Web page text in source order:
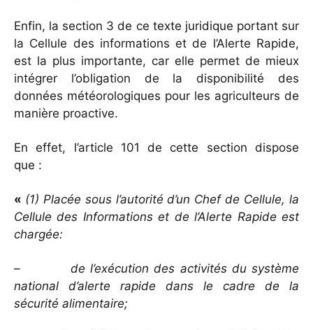
Enfin, la section 3 de ce texte juridique portant sur
la Cellule des informations et de l’Alerte Rapide,
est la plus importante, car elle permet de mieux
intégrer l’obligation de la disponibilité des
données météorologiques pour les agriculteurs de
manière proactive.
En effet, l’article 101 de cette section dispose
que :
« (1) Placée sous l’autorité d’un Chef de Cellule, la
Cellule des Informations et de l’Alerte Rapide est
chargée:
– de l’exécution des activités du système
national d’alerte rapide dans le cadre de la
sécurité alimentaire;